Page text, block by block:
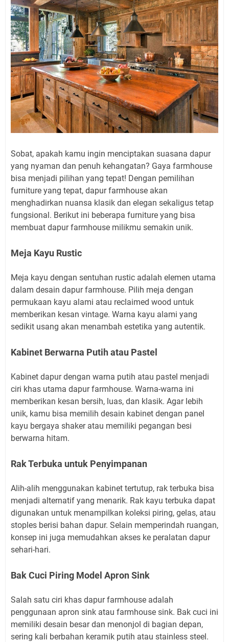
Sobat, apakah kamu ingin menciptakan suasana dapur
yang nyaman dan penuh kehangatan? Gaya farmhouse
bisa menjadi pilihan yang tepat! Dengan pemilihan
furniture yang tepat, dapur farmhouse akan
menghadirkan nuansa klasik dan elegan sekaligus tetap
fungsional. Berikut ini beberapa furniture yang bisa
membuat dapur farmhouse milikmu semakin unik.
Meja Kayu Rustic
Meja kayu dengan sentuhan rustic adalah elemen utama
dalam desain dapur farmhouse. Pilih meja dengan
permukaan kayu alami atau reclaimed wood untuk
memberikan kesan vintage. Warna kayu alami yang
sedikit usang akan menambah estetika yang autentik.
Kabinet Berwarna Putih atau Pastel
Kabinet dapur dengan warna putih atau pastel menjadi
ciri khas utama dapur farmhouse. Warna-warna ini
memberikan kesan bersih, luas, dan klasik. Agar lebih
unik, kamu bisa memilih desain kabinet dengan panel
kayu bergaya shaker atau memiliki pegangan besi
berwarna hitam.
Rak Terbuka untuk Penyimpanan
Alih-alih menggunakan kabinet tertutup, rak terbuka bisa
menjadi alternatif yang menarik. Rak kayu terbuka dapat
digunakan untuk menampilkan koleksi piring, gelas, atau
stoples berisi bahan dapur. Selain memperindah ruangan,
konsep ini juga memudahkan akses ke peralatan dapur
sehari-hari.
Bak Cuci Piring Model Apron Sink
Salah satu ciri khas dapur farmhouse adalah
penggunaan apron sink atau farmhouse sink. Bak cuci ini
memiliki desain besar dan menonjol di bagian depan,
sering kali berbahan keramik putih atau stainless steel.